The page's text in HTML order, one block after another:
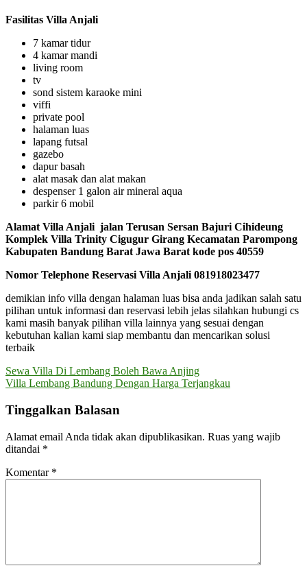
Fasilitas Villa Anjali
7 kamar tidur
4 kamar mandi
living room
tv
sond sistem karaoke mini
viffi
private pool
halaman luas
lapang futsal
gazebo
dapur basah
alat masak dan alat makan
despenser 1 galon air mineral aqua
parkir 6 mobil
Alamat Villa Anjali jalan Terusan Sersan Bajuri Cihideung
Komplek Villa Trinity Cigugur Girang Kecamatan Parompong
Kabupaten Bandung Barat Jawa Barat kode pos 40559
Nomor Telephone Reservasi Villa Anjali 081918023477
demikian info villa dengan halaman luas bisa anda jadikan salah satu
pilihan untuk informasi dan reservasi lebih jelas silahkan hubungi cs
kami masih banyak pilihan villa lainnya yang sesuai dengan
kebutuhan kalian kami siap membantu dan mencarikan solusi
terbaik
Navigasi
pos
Sewa Villa Di Lembang Boleh Bawa Anjing
Villa Lembang Bandung Dengan Harga Terjangkau
Tinggalkan Balasan
Alamat email Anda tidak akan dipublikasikan. Ruas yang wajib
ditandai *
Komentar *